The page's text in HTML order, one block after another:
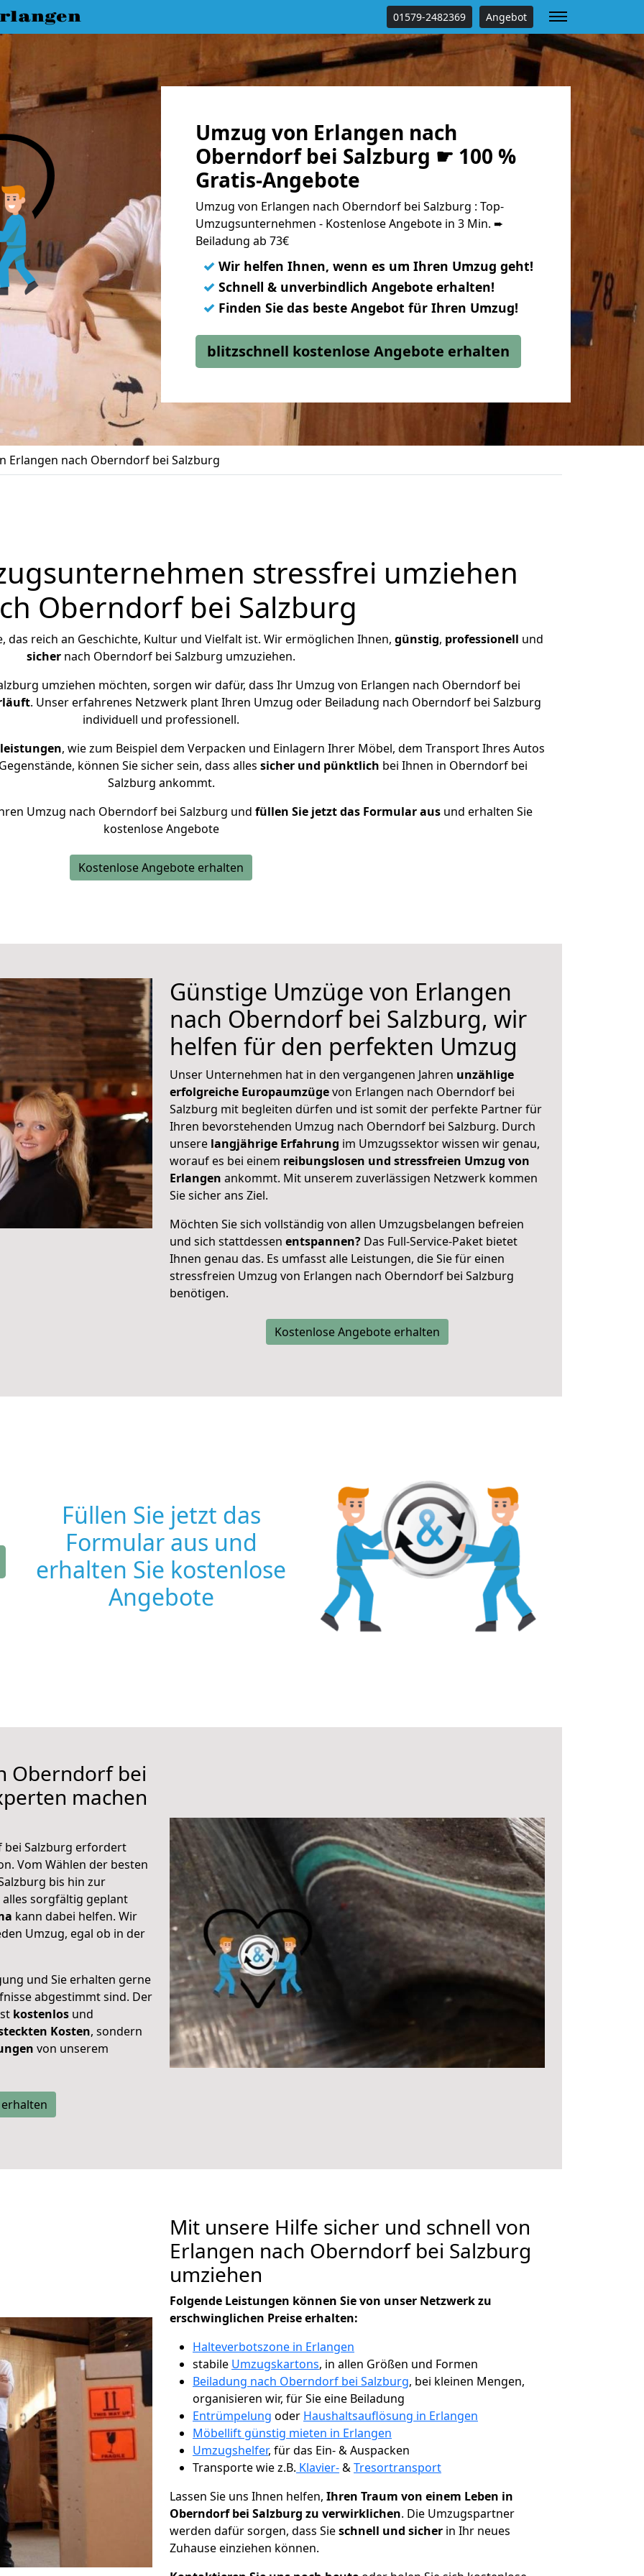
01579-2482369 Angebot
Umzug von Erlangen nach
Oberndorf bei Salzburg ☛ 100 %
Gratis-Angebote
Umzug von Erlangen nach Oberndorf bei Salzburg : Top-
Umzugsunternehmen - Kostenlose Angebote in 3 Min. ➨
Beiladung ab 73€
✓ Wir helfen Ihnen, wenn es um Ihren Umzug geht!
✓ Schnell & unverbindlich Angebote erhalten!
✓ Finden Sie das beste Angebot für Ihren Umzug!
blitzschnell kostenlose Angebote erhalten
Erlangen nach Oberndorf bei Salzburg
stressfrei umziehen
Oberndorf bei Salzburg
das reich an Geschichte, Kultur und Vielfalt ist. Wir ermöglichen Ihnen, günstig, professionell und
sicher nach Oberndorf bei Salzburg umzuziehen.
umziehen möchten, sorgen wir dafür, dass Ihr Umzug von Erlangen nach Oberndorf bei
. Unser erfahrenes Netzwerk plant Ihren Umzug oder Beiladung nach Oberndorf bei Salzburg
individuell und professionell.
, wie zum Beispiel dem Verpacken und Einlagern Ihrer Möbel, dem Transport Ihres Autos
können Sie sicher sein, dass alles sicher und pünktlich bei Ihnen in Oberndorf bei
Salzburg ankommt.
Umzug nach Oberndorf bei Salzburg und füllen Sie jetzt das Formular ausund erhalten Sie
kostenlose Angebote
Kostenlose Angebote erhalten
Günstige Umzüge von Erlangen
nach Oberndorf bei Salzburg, wir
helfen für den perfekten Umzug
Unser Unternehmen hat in den vergangenen Jahren unzählige
erfolgreiche Europaumzügevon Erlangen nach Oberndorf bei
Salzburg mit begleiten dürfen und ist somit der perfekte Partner für
Ihren bevorstehenden Umzug nach Oberndorf bei Salzburg. Durch
unsere langjährige Erfahrung im Umzugssektor wissen wir genau,
worauf es bei einem reibungslosen und stressfreien Umzug von
Erlangen ankommt. Mit unserem zuverlässigen Netzwerk kommen
Sie sicher ans Ziel.
Möchten Sie sich vollständig von allen Umzugsbelangen befreien
und sich stattdessen entspannen? Das Full-Service-Paket bietet
Ihnen genau das. Es umfasst alle Leistungen, die Sie für einen
stressfreien Umzug von Erlangen nach Oberndorf bei Salzburg
benötigen.
Kostenlose Angebote erhalten
Füllen Sie jetzt das
Formular aus und
erhalten Sie kostenlose
Angebote
Oberndorf bei
machen
bei Salzburg erfordert
Vom Wählen der besten
bis hin zur
alles sorgfältig geplant
kann dabei helfen. Wir
Umzug, egal ob in der
und Sie erhalten gerne
abgestimmt sind. Der
kostenlos und
Kosten, sondern
von unserem
Mit unsere Hilfe sicher und schnell von
Erlangen nach Oberndorf bei Salzburg
umziehen
Folgende Leistungen können Sie von unser Netzwerk zu
erschwinglichen Preise erhalten:
Halteverbotszone in Erlangen
stabile Umzugskartons, in allen Größen und Formen
Beiladung nach Oberndorf bei Salzburg, bei kleinen Mengen,
organisieren wir, für Sie eine Beiladung
Entrümpelung oder Haushaltsauflösung in Erlangen
Möbellift günstig mieten in Erlangen
Umzugshelfer, für das Ein- & Auspacken
Transporte wie z.B. Klavier-&Tresortransport
Lassen Sie uns Ihnen helfen, Ihren Traum von einem Leben in
Oberndorf bei Salzburg zu verwirklichen. Die Umzugspartner
werden dafür sorgen, dass Sieschnell und sicher in Ihr neues
Zuhause einziehen können.